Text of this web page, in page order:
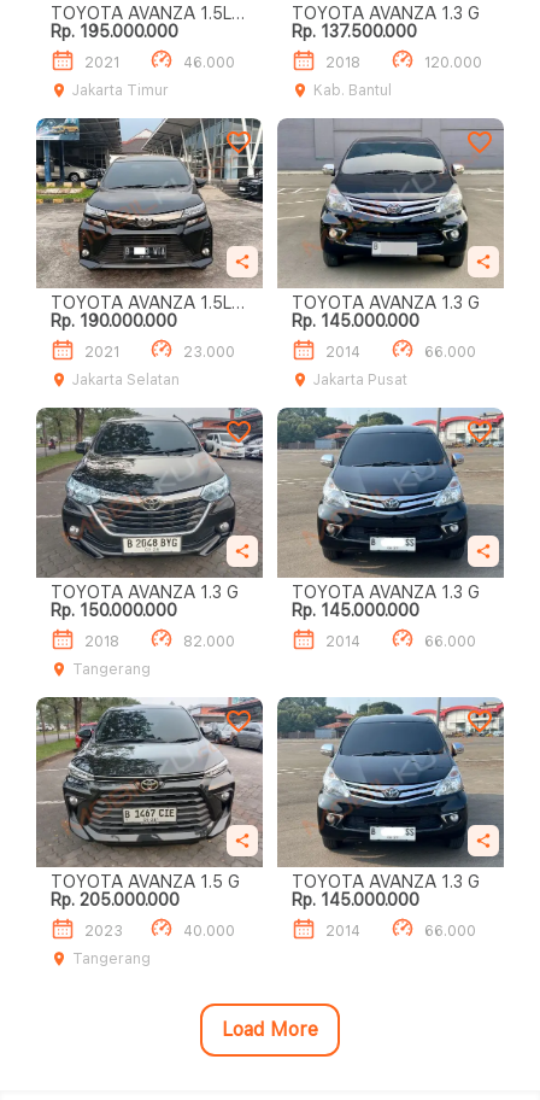
TOYOTA AVANZA 1.5L
VELOZ M/T
Rp. 195.000.000
2021
46.000
Jakarta Timur
TOYOTA AVANZA 1.3 G
Rp. 137.500.000
2018
120.000
Kab. Bantul
TOYOTA AVANZA 1.5L
VELOZ A/T
Rp. 190.000.000
2021
23.000
Jakarta Selatan
TOYOTA AVANZA 1.3 G
Rp. 145.000.000
2014
66.000
Jakarta Pusat
TOYOTA AVANZA 1.3 G
Rp. 150.000.000
2018
82.000
Tangerang
TOYOTA AVANZA 1.3 G
Rp. 145.000.000
2014 66.000
TOYOTA AVANZA 1.5 G
Rp. 205.000.000
2023
40.000
Tangerang
TOYOTA AVANZA 1.3 G
Rp. 145.000.000
2014 66.000
Load More